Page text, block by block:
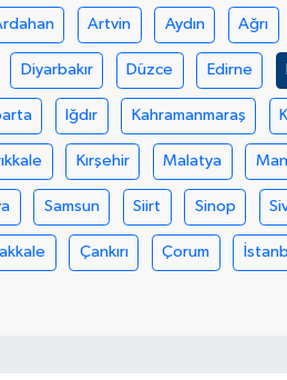
Artvin Aydın Ağrı
Diyarbakır Düzce Edirne
Iğdır Kahramanmaraş
Kırşehir Malatya
Samsun Siirt Sinop
Çankırı Çorum